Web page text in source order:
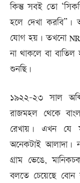
কিন্তু সবই তো
হলে দেখা করবি”।
যোগ হয়। তখনো
না থাকলে বা
শুনছি।
১৯২২-২৩ সাল
রাজমহল থেকে
রেখায়। এখন যে
অনেকটাই আলাদা।
গ্রাম ভেঙে,
বলতে চেয়েছে বোন